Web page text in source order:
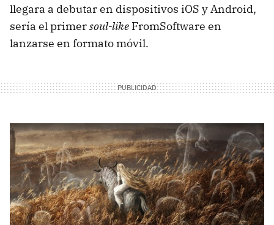
llegara a debutar en dispositivos iOS y Android,
sería el primersoul-like FromSoftware en
lanzarse en formato móvil.